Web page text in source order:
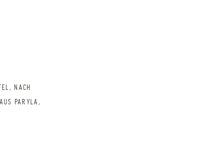
NACH
PARYLA,